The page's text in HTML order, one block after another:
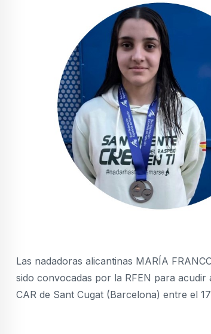
Las nadadoras alicantinas MARÍA
sido convocadas por la RFEN para
CAR de Sant Cugat (Barcelona) entre el